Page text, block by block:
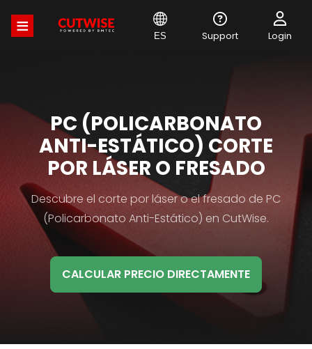
al
contenido
principal
ES Support Login
MATERIAL
HB
TITLE
PC (POLICARBONATO
ANTI-ESTÁTICO) CORTE
POR LÁSER O FRESADO
Material
HB
Description
Descubre el corte por láser o el fresado de PC
(Policarbonato Anti-Estático) en CutWise.
CALCULAR PRECIO DIRECTAMENTE